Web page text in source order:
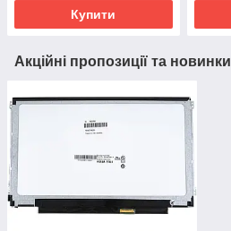
Купити
Акційні пропозиції та новинки